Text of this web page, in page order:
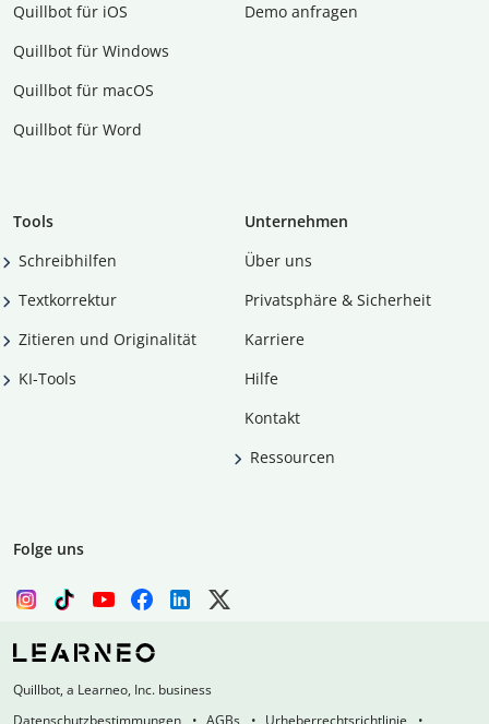
Quillbot für iOS
Quillbot für Windows
Quillbot für macOS
Quillbot für Word
Demo anfragen
Tools
Schreibhilfen
Textkorrektur
Zitieren und Originalität
KI-Tools
Unternehmen
Über uns
Privatsphäre & Sicherheit
Karriere
Hilfe
Kontakt
Ressourcen
Folge uns
Quillbot, a Learneo, Inc. business